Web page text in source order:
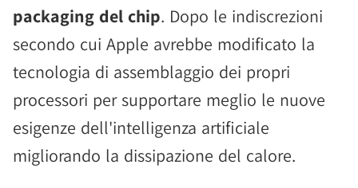
packaging del chip. Dopo le indiscrezioni
secondo cui Apple avrebbe modificato la
tecnologia di assemblaggio dei propri
processori per supportare meglio le nuove
esigenze dell'intelligenza artificiale
migliorando la dissipazione del calore.